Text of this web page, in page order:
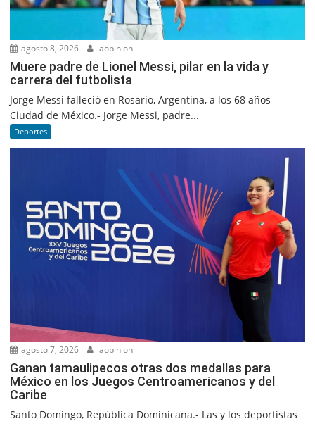
agosto 8, 2026 laopinion
Muere padre de Lionel Messi, pilar en la vida y
carrera del futbolista
Jorge Messi falleció en Rosario, Argentina, a los 68 años
Ciudad de México.- Jorge Messi, padre...
Deportes
agosto 7, 2026 laopinion
Ganan tamaulipecos otras dos medallas para
México en los Juegos Centroamericanos y del
Caribe
Santo Domingo, República Dominicana.- Las y los deportistas